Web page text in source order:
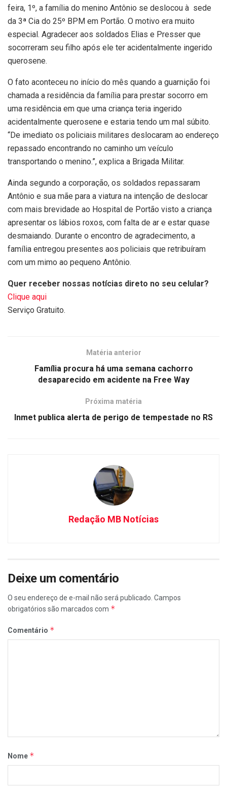
feira, 1º, a família do menino Antônio se deslocou à sede
da 3ª Cia do 25º BPM em Portão. O motivo era muito
especial. Agradecer aos soldados Elias e Presser que
socorreram seu filho após ele ter acidentalmente ingerido
querosene.
O fato aconteceu no início do mês quando a guarnição foi
chamada a residência da família para prestar socorro em
uma residência em que uma criança teria ingerido
acidentalmente querosene e estaria tendo um mal súbito.
“De imediato os policiais militares deslocaram ao endereço
repassado encontrando no caminho um veículo
transportando o menino.”, explica a Brigada Militar.
Ainda segundo a corporação, os soldados repassaram
Antônio e sua mãe para a viatura na intenção de deslocar
com mais brevidade ao Hospital de Portão visto a criança
apresentar os lábios roxos, com falta de ar e estar quase
desmaiando. Durante o encontro de agradecimento, a
família entregou presentes aos policiais que retribuíram
com um mimo ao pequeno Antônio.
Quer receber nossas notícias direto no seu celular?
Clique aqui
Serviço Gratuito.
Matéria anterior
Família procura há uma semana cachorro
desaparecido em acidente na Free Way
Próxima matéria
Inmet publica alerta de perigo de tempestade no RS
Redação MB Notícias
Deixe um comentário
O seu endereço de e-mail não será publicado. Campos
obrigatórios são marcados com *
Comentário *
Nome *